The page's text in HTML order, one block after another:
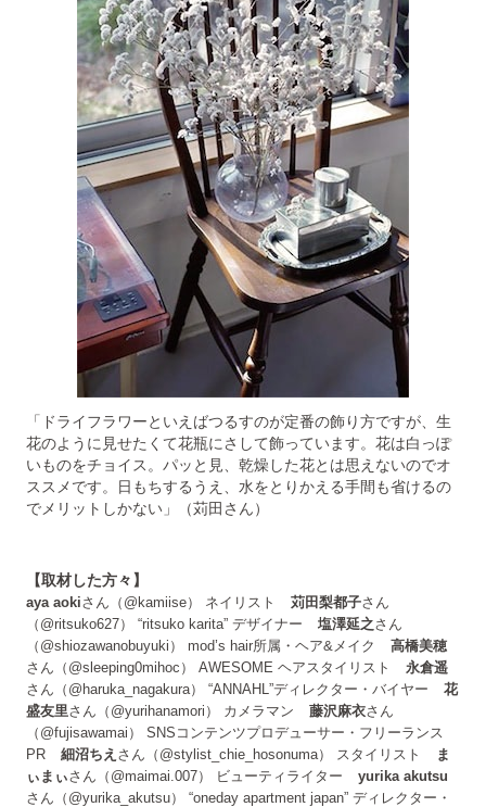
「ドライフラワーといえばつるすのが定番の飾り方ですが、生
花のように見せたくて花瓶にさして飾っています。花は白っぽ
いものをチョイス。パッと見、乾燥した花とは思えないのでオ
ススメです。日もちするうえ、水をとりかえる手間も省けるの
でメリットしかない」（苅田さん）
【取材した方々】
aya aokiさん（@kamiise） ネイリスト 苅田梨都子さん
（@ritsuko627） “ritsuko karita” デザイナー
塩澤延之さん
（@shiozawanobuyuki） mod’s hair所属・ヘア&メイク
高橋美穂
さん（@sleeping0mihoc） AWESOME ヘアスタイリスト
永倉遥
さん（@haruka_nagakura） “ANNAHL”ディレクター・バイヤー
花
盛友里さん（@yurihanamori） カメラマン 藤沢麻衣さん
（@fujisawamai） SNSコンテンツプロデューサー・フリーランス
PR
細沼ちえ さん（@stylist_chie_hosonuma） スタイリスト
ま
ぃまぃさん（@maimai.007） ビューティライター
yurika akutsu
さん（@yurika_akutsu） “oneday apartment japan” ディレクター・